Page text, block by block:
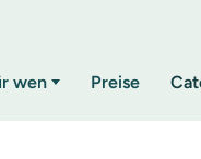
wen Preise